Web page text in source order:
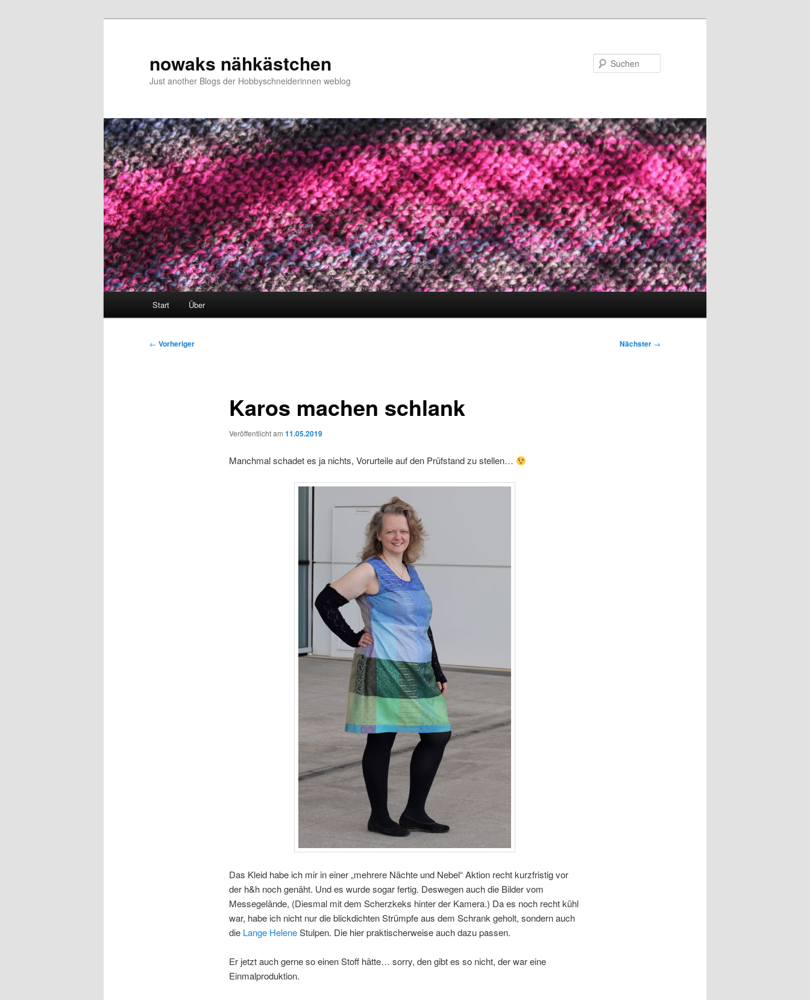
nowaks nähkästchen
Just another Blogs der Hobbyschneiderinnen weblog
Start Über
Beitragsnavigation
← Vorheriger Nächster →
Karos machen schlank
Veröffentlicht am 11.05.2019
Manchmal schadet es ja nichts, Vorurteile auf den Prüfstand zu stellen…
Das Kleid habe ich mir in einer „mehrere Nächte und Nebel“ Aktion recht kurzfristig vor
der h&h noch genäht. Und es wurde sogar fertig. Deswegen auch die Bilder vom
Messegelände, (Diesmal mit dem Scherzkeks hinter der Kamera.) Da es noch recht kühl
war, habe ich nicht nur die blickdichten Strümpfe aus dem Schrank geholt, sondern auch
die Lange HeleneStulpen. Die hier praktischerweise auch dazu passen.
Er jetzt auch gerne so einen Stoff hätte… sorry, den gibt es so nicht, der war eine
Einmalproduktion.